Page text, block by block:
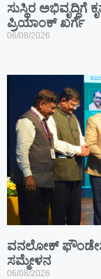
ಸುಸ್ಥಿರ ಅಭಿವೃದ್ಧಿಗೆ
ಪ್ರಿಯಾಂಕ್ ಖರ್ಗೆ
06/08/2026
ವನಲೋಕ್
ಸಮ್ಮೇಳನ
06/08/2026